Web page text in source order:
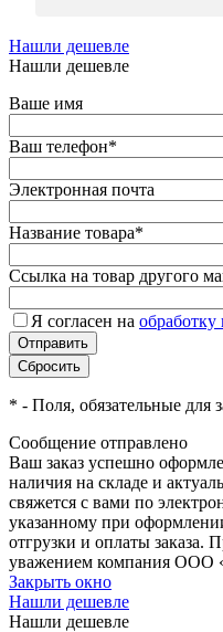
Нашли дешевле
Нашли дешевле
Ваше имя
Ваш телефон*
Электронная почта
Название товара*
Ссылка на товар другого
Я согласен на
* - Поля, обязательные для
Сообщение отправлено
Ваш заказ успешно
наличия на складе и
свяжется с вами по
указанному при
отгрузки и оплаты заказа.
уважением компания ООО
Закрыть окно
Нашли дешевле
Нашли дешевле